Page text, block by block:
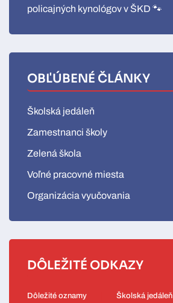
policajných kynológov v ŠKD 🐾
OBĽÚBENÉ ČLÁNKY
Školská jedáleň
Zamestnanci školy
Zelená škola
Voľné pracovné miesta
Organizácia vyučovania
DÔLEŽITÉ ODKAZY
Dôležité oznamy Školská jedáleň